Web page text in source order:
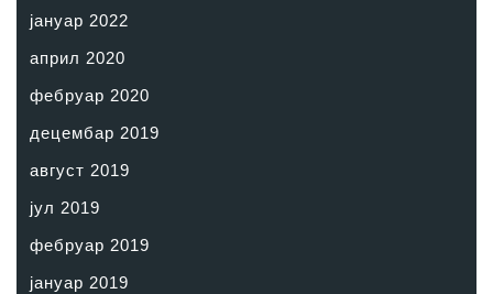
јануар 2022
април 2020
фебруар 2020
децембар 2019
август 2019
јул 2019
фебруар 2019
јануар 2019